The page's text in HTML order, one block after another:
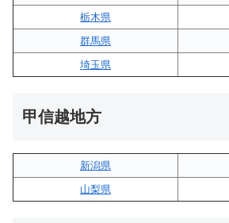
栃木県
群馬県
埼玉県
甲信越地方
新潟県
山梨県